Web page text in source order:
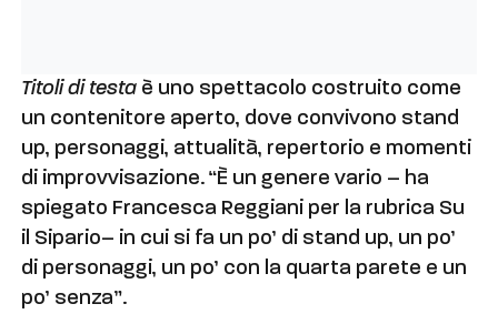
Titoli di testa è uno spettacolo costruito come
un contenitore aperto, dove convivono stand
up, personaggi, attualità, repertorio e momenti
di improvvisazione. “È un genere vario – ha
spiegato Francesca Reggiani per la rubrica Su
il Sipario– in cui si fa un po’ di stand up, un po’
di personaggi, un po’ con la quarta parete e un
po’ senza”.